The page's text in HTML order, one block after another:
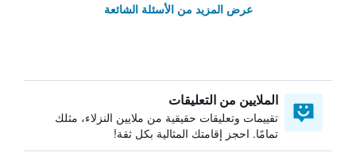
عرض المزيد من الأسئلة الشائعة
الملايين من التعليقات
تقييمات وتعليقات حقيقية من ملايين النزلاء، مثلك
تمامًا. احجز إقامتك المثالية بكل ثقة!